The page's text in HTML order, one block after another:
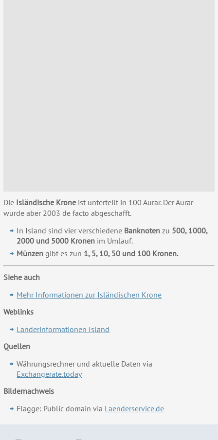
Die Isländische Krone ist unterteilt in 100 Aurar. Der Aurar
wurde aber 2003 de facto abgeschafft.
In Island sind vier verschiedene Banknoten zu 500, 1000,
2000 und 5000 Kronen im Umlauf.
Münzen gibt es zun 1, 5, 10, 50 und 100 Kronen.
Siehe auch
Mehr Informationen zur Isländischen Krone
Weblinks
Länderinformationen Island
Quellen
Währungsrechner und aktuelle Daten via
Exchangerate.today
Bildernachweis
Flagge: Public domain via Laenderservice.de